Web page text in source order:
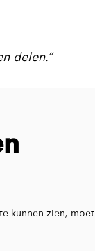
delen.”
kunnen zien, moet